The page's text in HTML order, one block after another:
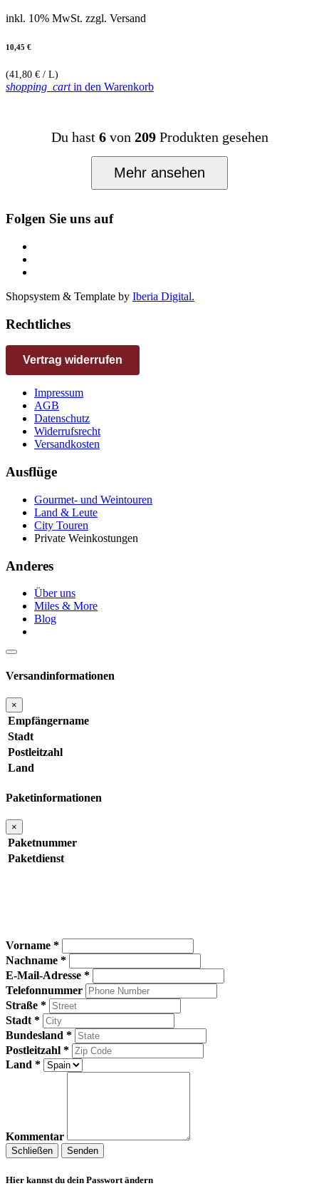
inkl. 10% MwSt. zzgl. Versand
10,45 €
(41,80 € / L)
shopping_cartin den Warenkorb
Du hast 6von 209Produkten gesehen
Mehr ansehen
Folgen Sie uns auf
Shopsystem & Template by Iberia Digital.
Rechtliches
Vertrag widerrufen
Impressum
AGB
Datenschutz
Widerrufsrecht
Versandkosten
Ausflüge
Gourmet- und Weintouren
Land & Leute
City Touren
Private Weinkostungen
Anderes
Über uns
Miles & More
Blog
Versandinformationen
×
Empfängername
Stadt
Postleitzahl
Land
Paketinformationen
×
Paketnummer
Paketdienst
Vorname *
Nachname *
E-Mail-Adresse *
Telefonnummer
Straße *
Stadt *
Bundesland *
Postleitzahl *
Land *
Kommentar
Schließen Senden
Hier kannst du dein Passwort ändern